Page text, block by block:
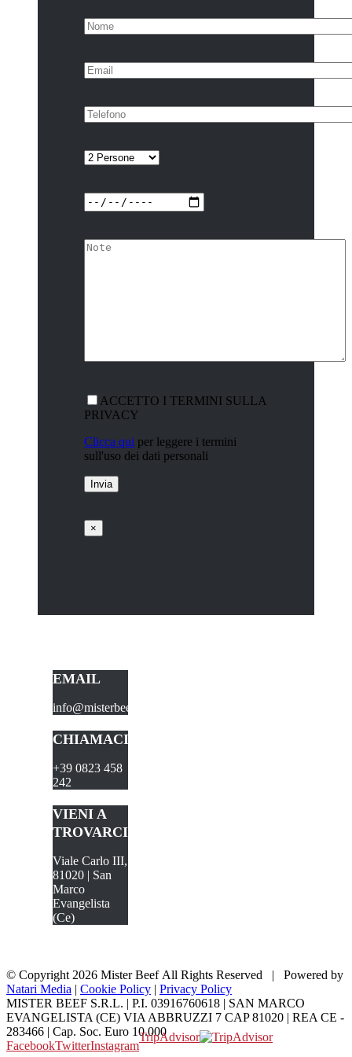
ACCETTO I TERMINI SULLA
PRIVACY
Clicca qui per leggere i termini
sull'uso dei dati personali
×
EMAIL
info@misterbeefbraceria.it
CHIAMACI
+39 0823 458
242
VIENI A
TROVARCI
Viale Carlo III,
81020 | San
Marco
Evangelista
(Ce)
© Copyright 2026 Mister Beef All Rights Reserved | Powered by
Natari Media | Cookie Policy | Privacy Policy
MISTER BEEF S.R.L. | P.I. 03916760618 | SAN MARCO
EVANGELISTA (CE) VIA ABBRUZZI 7 CAP 81020 | REA CE -
283466 | Cap. Soc. Euro 10.000
FacebookTwitterInstagram
TripAdvisor